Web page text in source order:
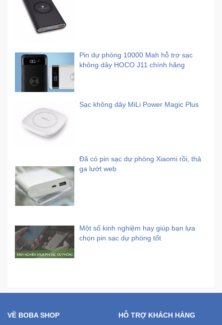
Pin dự phòng 10000 Mah hỗ trợ sạc
không dây HOCO J11 chính hãng
Sạc không dây MiLi Power Magic Plus
Đã có pin sạc dự phòng Xiaomi rồi, thả
ga lướt web
Một số kinh nghiệm hay giúp bạn lựa
chọn pin sạc dự phòng tốt
VỀ BOBA SHOP HỖ TRỢ KHÁCH HÀNG